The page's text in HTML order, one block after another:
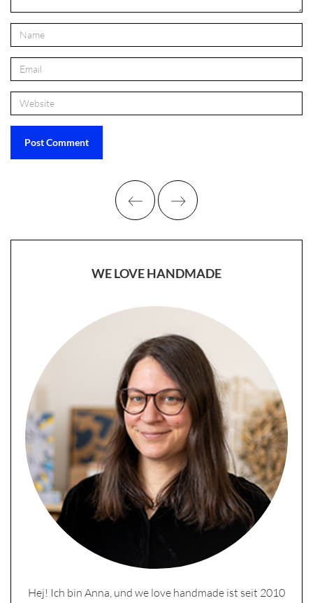
WE LOVE HANDMADE
Hej! Ich bin Anna, und we love handmade ist seit 2010